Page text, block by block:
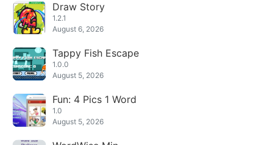
Draw Story
1.2.1
August 6, 2026
Tappy Fish Escape
1.0.0
August 5, 2026
Fun: 4 Pics 1 Word
1.0
August 5, 2026